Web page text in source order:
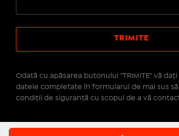
Odată cu apăsarea butonului "TRIMITE" vă
datele completate în formularul de mai sus
condiţii de siguranţă cu scopul de a vă